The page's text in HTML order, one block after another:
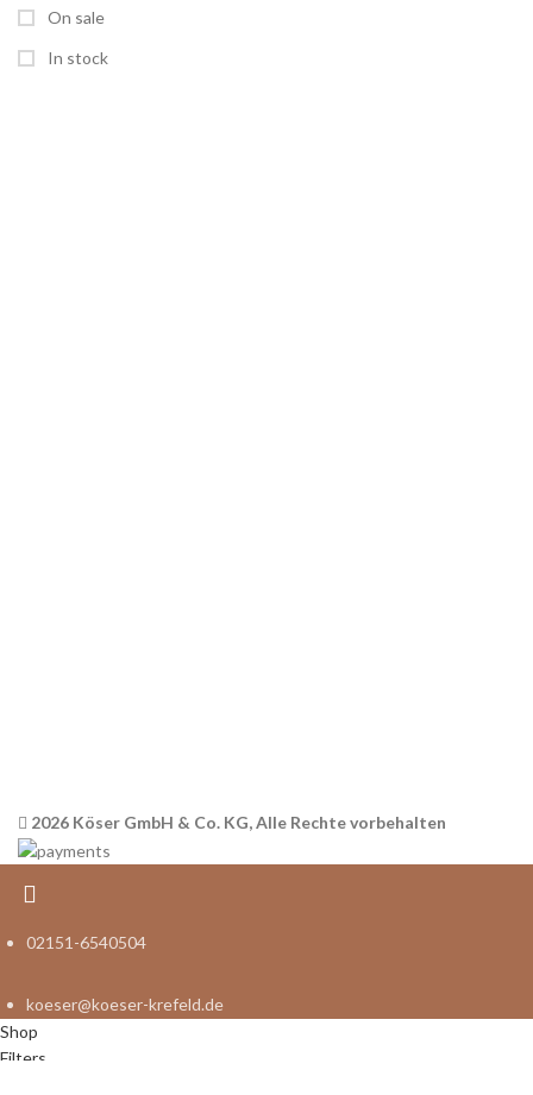
On sale
In stock
2026 Köser GmbH & Co. KG, Alle Rechte vorbehalten
02151-6540504
koeser@koeser-krefeld.de
Make-up your style
Shop
Filters